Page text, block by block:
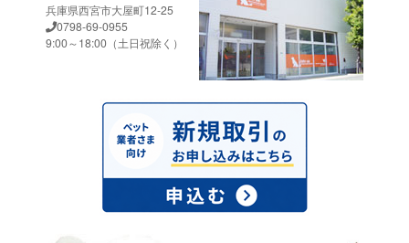
兵庫県西宮市大屋町12-25
0798-69-0955
9:00～18:00（土日祝除く）